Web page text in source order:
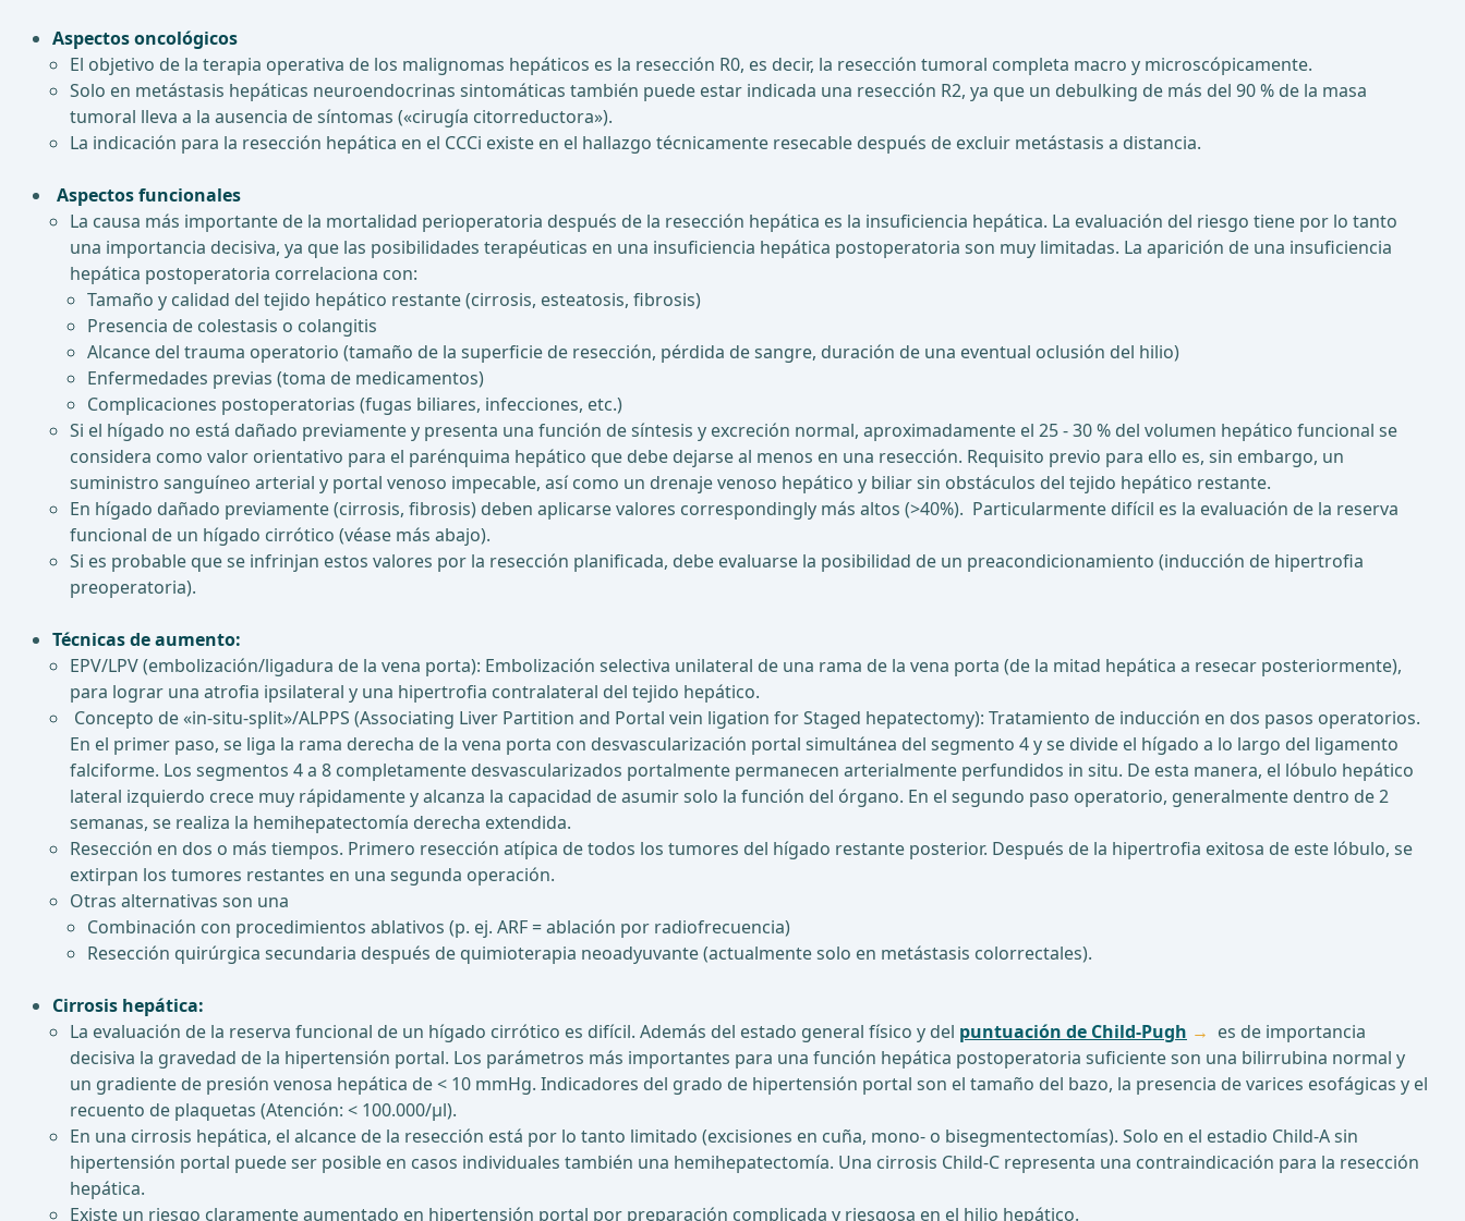
Aspectos oncológicos
El objetivo de la terapia operativa de los malignomas hepáticos es la resección R0, es decir, la resección tumoral completa macro y microscópicamente.
Solo en metástasis hepáticas neuroendocrinas sintomáticas también puede estar indicada una resección R2, ya que un debulking de más del 90 % de la masa
tumoral lleva a la ausencia de síntomas («cirugía citorreductora»).
La indicación para la resección hepática en el CCCi existe en el hallazgo técnicamente resecable después de excluir metástasis a distancia.
Aspectos funcionales
La causa más importante de la mortalidad perioperatoria después de la resección hepática es la insuficiencia hepática. La evaluación del riesgo tiene por lo tanto
una importancia decisiva, ya que las posibilidades terapéuticas en una insuficiencia hepática postoperatoria son muy limitadas. La aparición de una insuficiencia
hepática postoperatoria correlaciona con:
Tamaño y calidad del tejido hepático restante (cirrosis, esteatosis, fibrosis)
Presencia de colestasis o colangitis
Alcance del trauma operatorio (tamaño de la superficie de resección, pérdida de sangre, duración de una eventual oclusión del hilio)
Enfermedades previas (toma de medicamentos)
Complicaciones postoperatorias (fugas biliares, infecciones, etc.)
Si el hígado no está dañado previamente y presenta una función de síntesis y excreción normal, aproximadamente el 25 - 30 % del volumen hepático funcional se
considera como valor orientativo para el parénquima hepático que debe dejarse al menos en una resección. Requisito previo para ello es, sin embargo, un
suministro sanguíneo arterial y portal venoso impecable, así como un drenaje venoso hepático y biliar sin obstáculos del tejido hepático restante.
En hígado dañado previamente (cirrosis, fibrosis) deben aplicarse valores correspondingly más altos (>40%). Particularmente difícil es la evaluación de la reserva
funcional de un hígado cirrótico (véase más abajo).
Si es probable que se infrinjan estos valores por la resección planificada, debe evaluarse la posibilidad de un preacondicionamiento (inducción de hipertrofia
preoperatoria).
Técnicas de aumento:
EPV/LPV (embolización/ligadura de la vena porta): Embolización selectiva unilateral de una rama de la vena porta (de la mitad hepática a resecar posteriormente),
para lograr una atrofia ipsilateral y una hipertrofia contralateral del tejido hepático.
Concepto de «in-situ-split»/ALPPS (Associating Liver Partition and Portal vein ligation for Staged hepatectomy): Tratamiento de inducción en dos pasos operatorios.
En el primer paso, se liga la rama derecha de la vena porta con desvascularización portal simultánea del segmento 4 y se divide el hígado a lo largo del ligamento
falciforme. Los segmentos 4 a 8 completamente desvascularizados portalmente permanecen arterialmente perfundidos in situ. De esta manera, el lóbulo hepático
lateral izquierdo crece muy rápidamente y alcanza la capacidad de asumir solo la función del órgano. En el segundo paso operatorio, generalmente dentro de 2
semanas, se realiza la hemihepatectomía derecha extendida.
Resección en dos o más tiempos. Primero resección atípica de todos los tumores del hígado restante posterior. Después de la hipertrofia exitosa de este lóbulo, se
extirpan los tumores restantes en una segunda operación.
Otras alternativas son una
Combinación con procedimientos ablativos (p. ej. ARF = ablación por radiofrecuencia)
Resección quirúrgica secundaria después de quimioterapia neoadyuvante (actualmente solo en metástasis colorrectales).
Cirrosis hepática:
La evaluación de la reserva funcional de un hígado cirrótico es difícil. Además del estado general físico y del puntuación de Child-Pugh
es de importancia
decisiva la gravedad de la hipertensión portal. Los parámetros más importantes para una función hepática postoperatoria suficiente son una bilirrubina normal y
un gradiente de presión venosa hepática de < 10 mmHg. Indicadores del grado de hipertensión portal son el tamaño del bazo, la presencia de varices esofágicas y el
recuento de plaquetas (Atención: < 100.000/μl).
En una cirrosis hepática, el alcance de la resección está por lo tanto limitado (excisiones en cuña, mono- o bisegmentectomías). Solo en el estadio Child-A sin
hipertensión portal puede ser posible en casos individuales también una hemihepatectomía. Una cirrosis Child-C representa una contraindicación para la resección
hepática.
Existe un riesgo claramente aumentado en hipertensión portal por preparación complicada y riesgosa en el hilio hepático.